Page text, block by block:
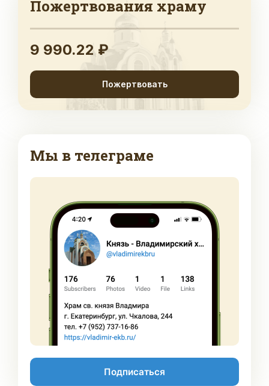
Пожертвования храму
9 990.22 ₽
Пожертвовать
Мы в телеграме
Подписаться